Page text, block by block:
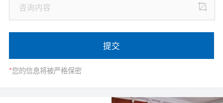
*您的信息将被严格保密